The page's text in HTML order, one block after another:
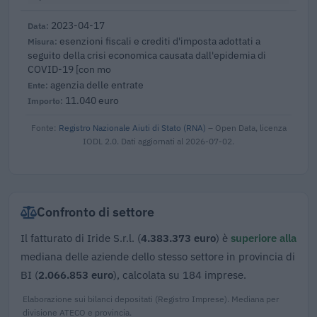
2023-04-17
esenzioni fiscali e crediti d'imposta adottati a
seguito della crisi economica causata dall'epidemia di
COVID-19 [con mo
agenzia delle entrate
11.040 euro
Fonte: Registro Nazionale Aiuti di Stato (RNA) – Open Data, licenza
IODL 2.0. Dati aggiornati al 2026-07-02.
Confronto di settore
Il fatturato di Iride S.r.l. (4.383.373 euro) è superiore alla
mediana delle aziende dello stesso settore in provincia di
BI (2.066.853 euro), calcolata su 184 imprese.
Elaborazione sui bilanci depositati (Registro Imprese). Mediana per
divisione ATECO e provincia.